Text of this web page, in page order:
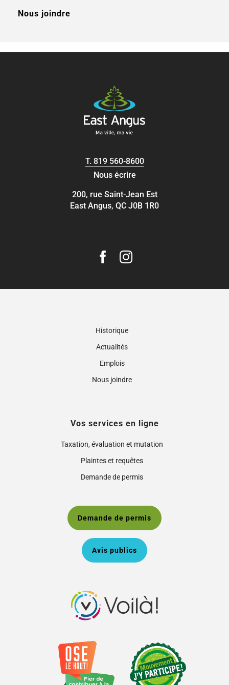
Nous joindre
T. 819 560-8600
Nous écrire
200, rue Saint-Jean Est
East Angus, QC J0B 1R0
Historique
Actualités
Emplois
Nous joindre
Vos services en ligne
Taxation, évaluation et mutation
Plaintes et requêtes
Demande de permis
Demande de permis
Avis publics